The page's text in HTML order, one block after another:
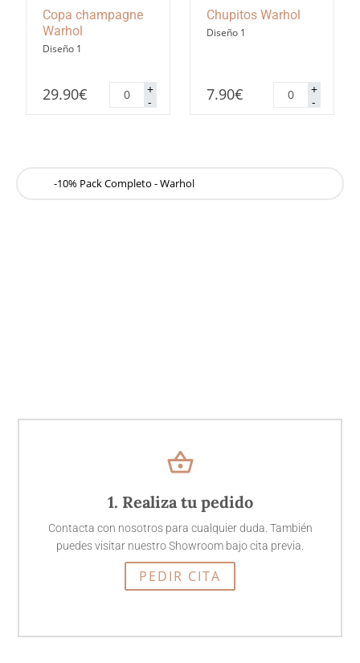
Copa champagne
Warhol
Diseño 1
29.90€ -
Copa
champagne
Warhol
+
Chupitos Warhol
Diseño 1
7.90€ -
Chupitos
Warhol
cantidad
+
-10% Pack Completo - Warhol
shopping_basket
1. Realiza tu pedido
Contacta con nosotros para cualquier duda. También
puedes visitar nuestro Showroom bajo cita previa.
PEDIR CITA